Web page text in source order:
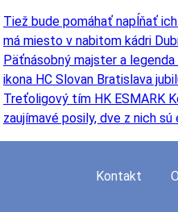
Tiež bude pomáhať napĺňať
má miesto v nabitom kádri
Päťnásobný majster a
ikona HC Slovan Bratislava
Treťoligový tím HK ESMARK
zaujímavé posily, dve z nich
Kontakt